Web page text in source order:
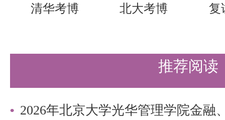
2025年：320分
清华考博 北大考博 复
推荐阅读